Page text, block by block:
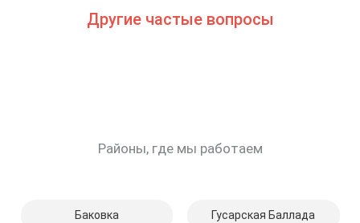
Другие частые вопросы
Районы, где мы работаем
Баковка Гусарская Баллада